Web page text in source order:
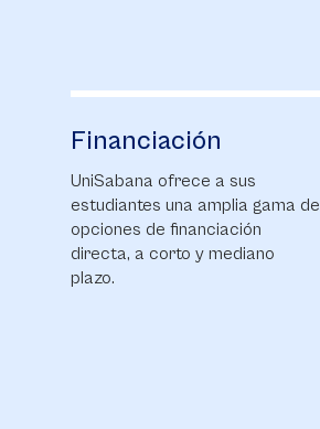
Financiación
UniSabana ofrece a sus
estudiantes una amplia gama de
opciones de financiación
directa, a corto y mediano
plazo.